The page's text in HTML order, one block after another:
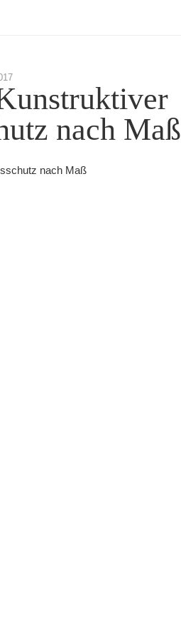
nach Maß
nach Maß